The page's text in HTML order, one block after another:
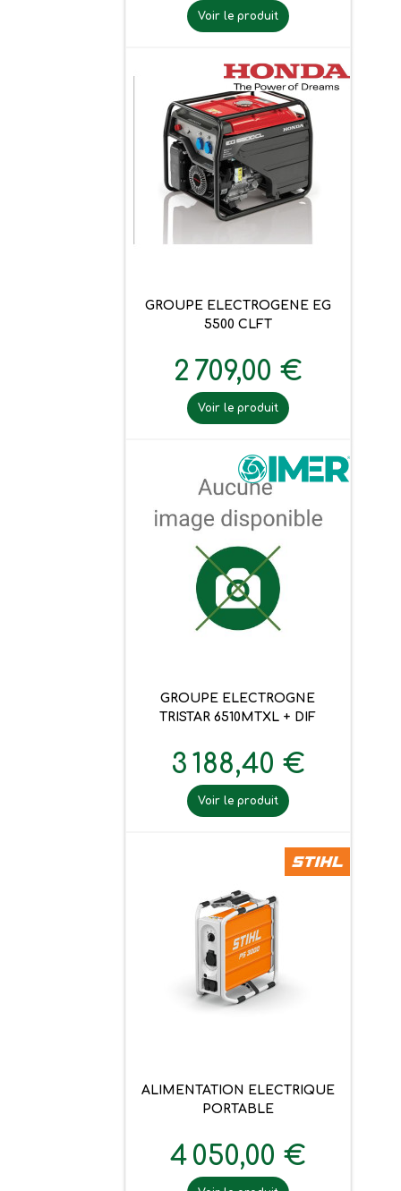
Voir le produit
GROUPE ELECTROGENE EG
5500 CLFT
2 709,00 €
Voir le produit
GROUPE ELECTROGNE
TRISTAR 6510MTXL + DIF
3 188,40 €
Voir le produit
ALIMENTATION ELECTRIQUE
PORTABLE
4 050,00 €